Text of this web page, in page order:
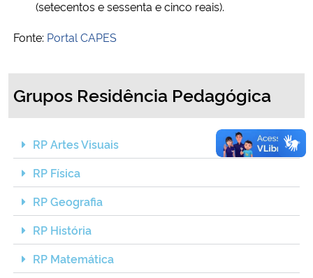
(setecentos e sessenta e cinco reais).
Fonte: Portal CAPES
Grupos Residência Pedagógica
RP Artes Visuais
RP Física
RP Geografia
RP História
RP Matemática